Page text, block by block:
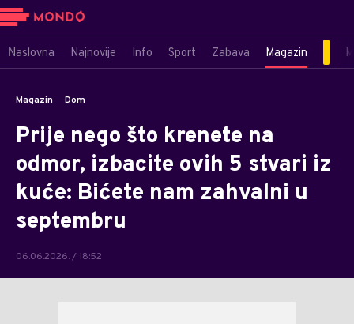
Naslovna Najnovije Info Sport Zabava Magazin
Magazin Dom
Prije nego što krenete na
odmor, izbacite ovih 5 stvari iz
kuće: Bićete nam zahvalni u
septembru
06.06.2026. / 18:52